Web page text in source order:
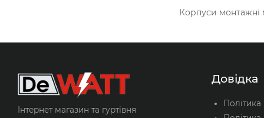
З
Корпуси монтажні
Інтернет магазин та гуртівня
Довідка